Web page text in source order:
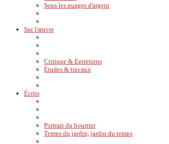
Sous les nuages d'argent
Sur l'œuvre
Critique & Entretiens
Études & travaux
Écrits
Portrait du bourrier
Temps du jardin, jardin du temps